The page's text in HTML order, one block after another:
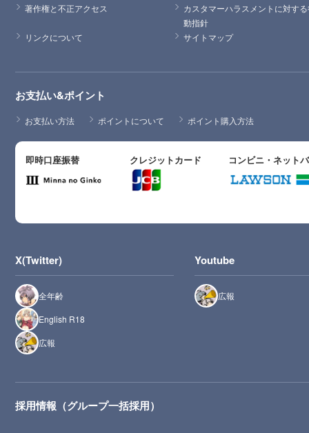
著作権と不正アクセス
カスタマーハラスメントに対す
動指針
リンクについて
サイトマップ
お支払い&ポイント
お支払い方法 ポイントについて ポイント購入方法
即時口座振替 クレジットカード コンビニ・ネット
X(Twitter)
全年齢
English R18
広報
Youtube
広報
採用情報（グループ一括採用）